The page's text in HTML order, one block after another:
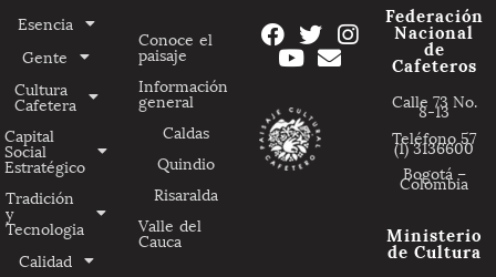
Esencia
Gente
Cultura
Cafetera
Capital
Social
Estratégico
Tradición
y
Tecnologia
Calidad
Conoce el
paisaje
Información
general
Caldas
Quindio
Risaralda
Valle del
Cauca
Federación
Nacional
de
Cafeteros
Calle 73 No.
8-13
Teléfono 57
(1) 3136600
Bogotá –
Colombia
Ministerio
de Cultura